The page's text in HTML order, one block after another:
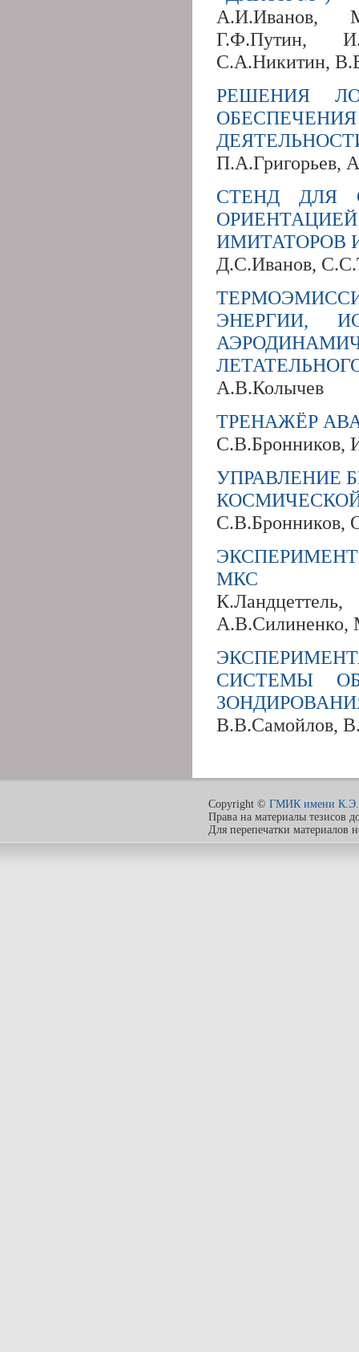
А.И.Иванов,
Г.Ф.Путин,
С.А.Никитин,
РЕШЕНИЯ
П.А.Григорьев,
СТЕНД ДЛЯ
ИМИТАТОРОВ
Д.С.Иванов,
ЭНЕРГИИ,
А.В.Колычев
ТРЕНАЖЁР
С.В.Бронников,
УПРАВЛЕНИЕ
С.В.Бронников,
МКС
А.В.Силиненко,
СИСТЕМЫ
В.В.Самойлов,
Copyright © ГМИК имени К.Э.
Права на материалы тезисов
Для перепечатки материалов